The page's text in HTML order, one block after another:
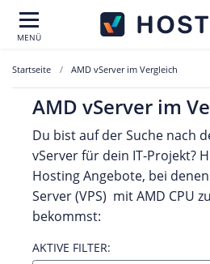
MENÜ
Startseite AMD vServer im Vergleich
AMD vServer im
Du bist auf der Suche nach
vServer für dein IT-Projekt?
Hosting Angebote, bei
Server (VPS) mit AMD CPU
bekommst:
AKTIVE FILTER: